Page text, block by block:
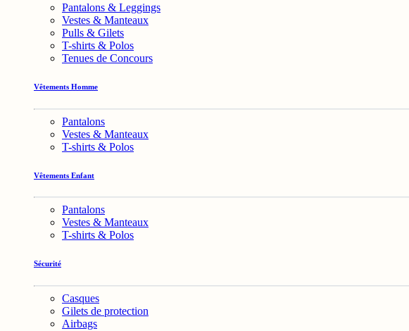
Pantalons & Leggings
Vestes & Manteaux
Pulls & Gilets
T-shirts & Polos
Tenues de Concours
Vêtements Homme
Pantalons
Vestes & Manteaux
T-shirts & Polos
Vêtements Enfant
Pantalons
Vestes & Manteaux
T-shirts & Polos
Sécurité
Casques
Gilets de protection
Airbags